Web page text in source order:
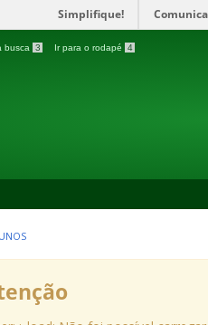
Simplifique!
busca 3 Ir para o rodapé 4